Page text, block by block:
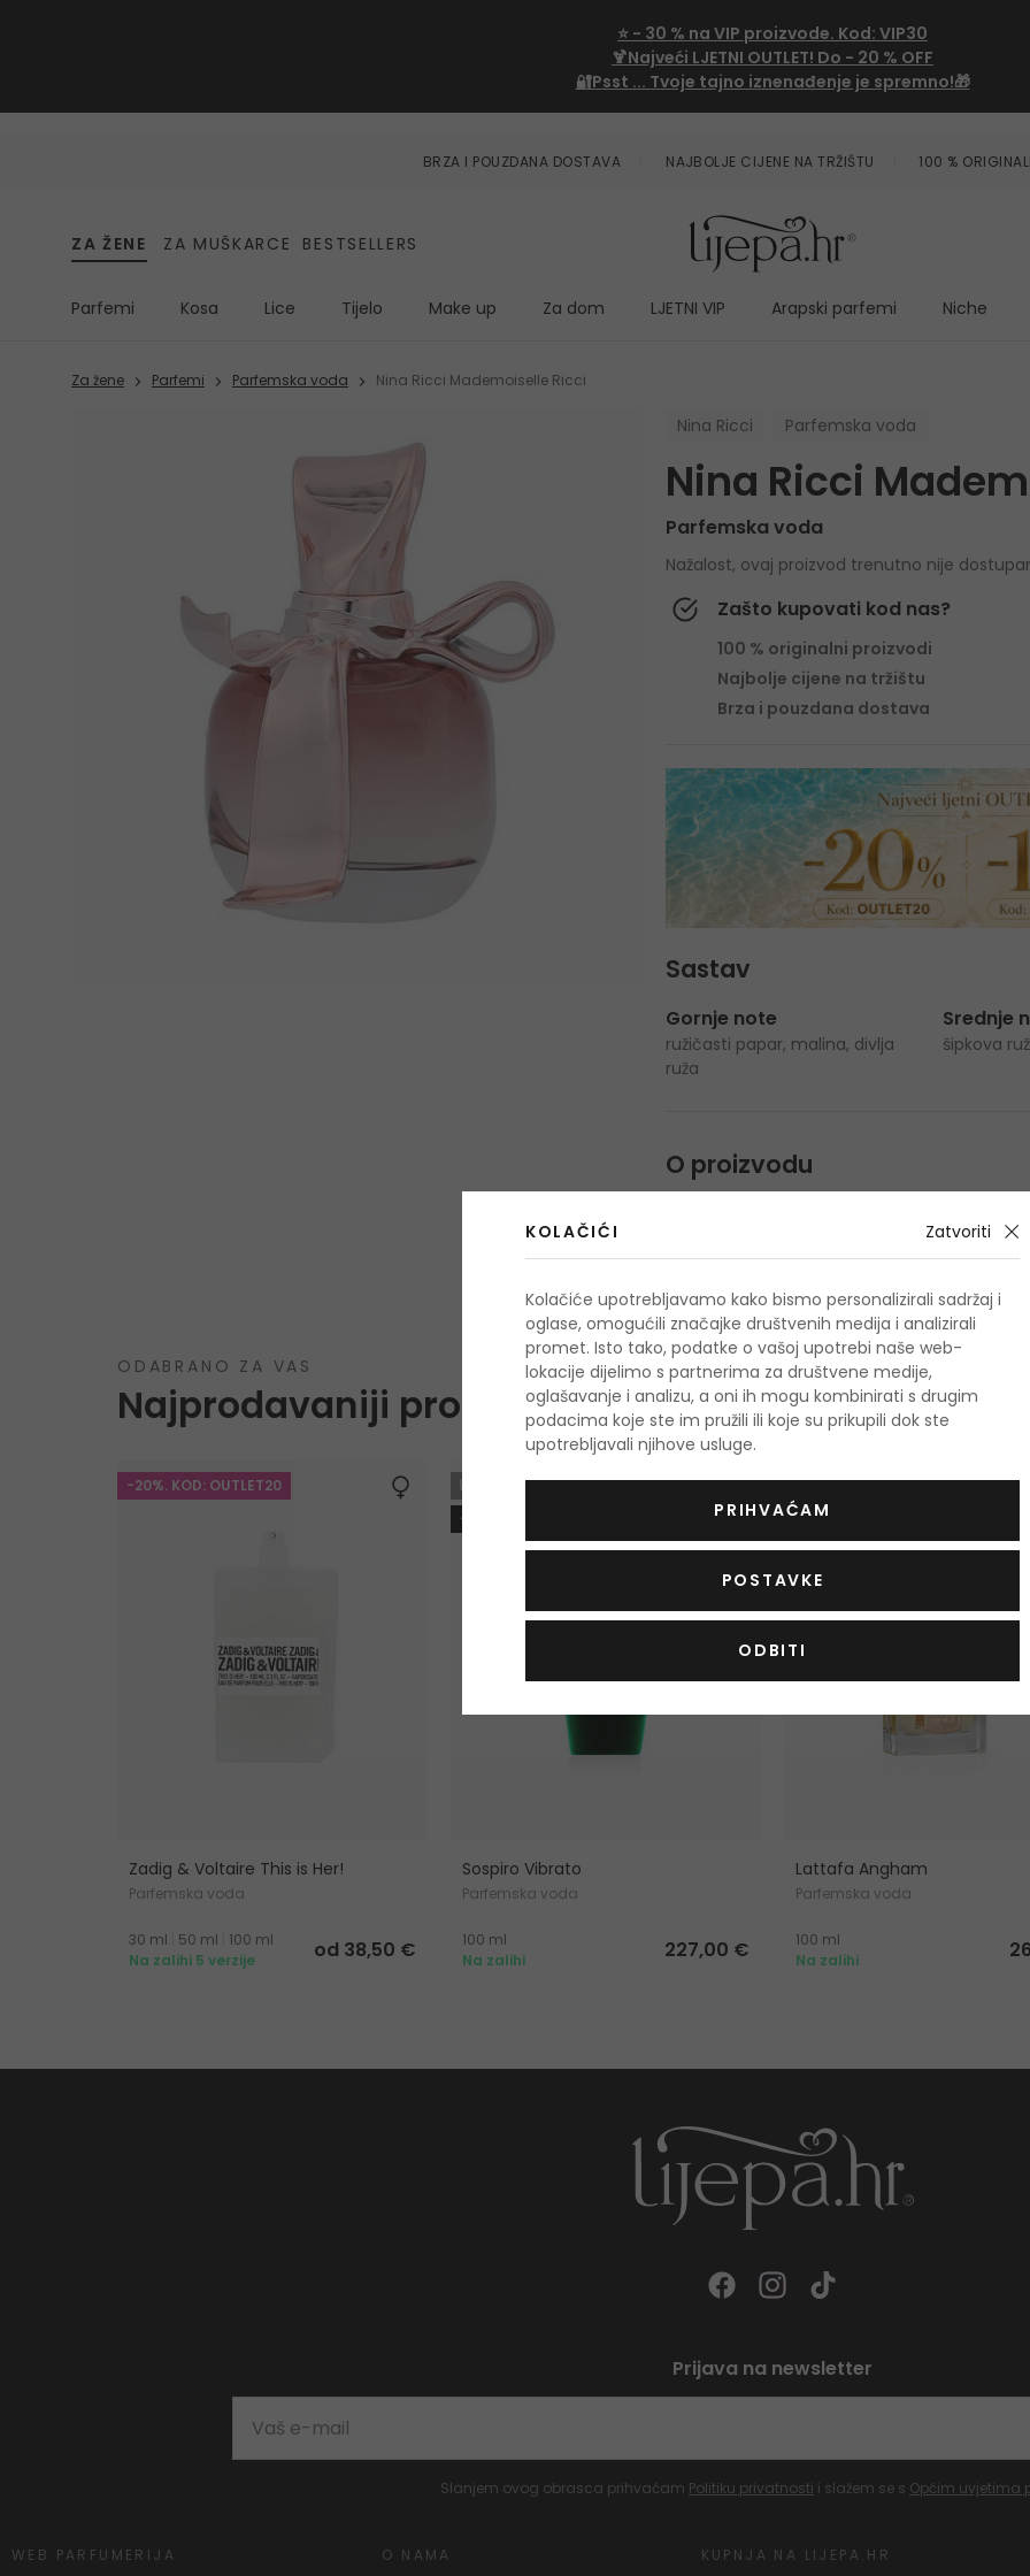
⭐ - 30 % na VIP proizvode. Kod: VIP30
🍹Najveći LJETNI OUTLET! Do - 20 % OFF
🔐Psst ... Tvoje tajno iznenađenje je spremno!🎁
BRZA I POUZDANA DOSTAVA NAJBOLJE CIJENE NA TRŽIŠTU 100 %
ZA ŽENE ZA MUŠKARCE BESTSELLERS
Parfemi Kosa Lice Tijelo Make up Za dom LJETNI VIP Arapski parfemi Niche
Za žene Parfemi Parfemska voda Nina Ricci Mademoiselle Ricci
Nina Ricci Parfemska voda
Nina Ricci
Parfemska voda
Nažalost, ovaj proizvod trenutno nije
Zašto kupovati kod nas?
100 % originalni proizvodi
Najbolje cijene na tržištu
Brza i pouzdana dostava
Sastav
Gornje note
ružičasti papar, malina, divlja
ruža
Srednje
šipkova
O proizvodu
ODABRANO ZA VAS
Najprodavaniji proizvodi
-20%. KOD: OUTLET20
Zadig & Voltaire This is Her!
Parfemska voda
30 ml 50 ml
100 ml
Na zalihi 5 verzije
od 38,50 €
GRATIS
-10%. KOD: OUTLET10
Sospiro Vibrato
Parfemska voda
100 ml
Na zalihi
227,00 €
-10%. KOD: OUTLET10
Lattafa Angham
Parfemska voda
100 ml
Na zalihi
Prijava na newsletter
Slanjem ovog obrasca prihvaćam Politiku privatnosti i slažem se s Općim uvjetima
WEB PARFUMERIJA O NAMA KUPNJA NA LIJEPA.HR
KOLAČIĆI Zatvoriti
Kolačiće upotrebljavamo kako bismo personalizirali sadržaj i
oglase, omogućili značajke društvenih medija i analizirali
promet. Isto tako, podatke o vašoj upotrebi naše web-
lokacije dijelimo s partnerima za društvene medije,
oglašavanje i analizu, a oni ih mogu kombinirati s drugim
podacima koje ste im pružili ili koje su prikupili dok ste
upotrebljavali njihove usluge.
PRIHVAĆAM
POSTAVKE
ODBITI